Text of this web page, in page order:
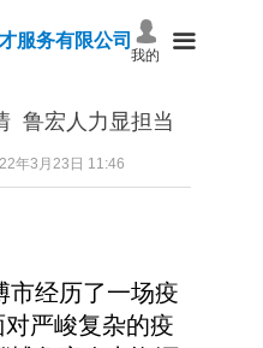
服务有限公司 끀
넙
我的
鲁宏人力显担当
年3月23日 11:46
市经历了一场疫
对严峻复杂的疫